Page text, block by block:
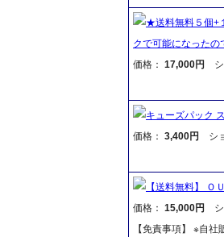
★送料無料５個+
クで可能になったの
価格： 17,000円 シ
キューズパック
価格： 3,400円 シ
【送料無料】 Ｏ
価格： 15,000円
シ
【免責事項】 ※自